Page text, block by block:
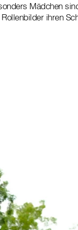
Mädchen
ihren